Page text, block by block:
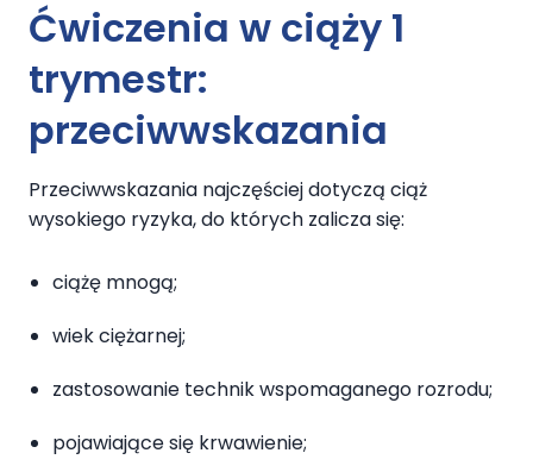
Ćwiczenia w ciąży 1
trymestr:
przeciwwskazania
Przeciwwskazania najczęściej dotyczą ciąż
wysokiego ryzyka, do których zalicza się:
ciążę mnogą;
wiek ciężarnej;
zastosowanie technik wspomaganego rozrodu;
pojawiające się krwawienie;